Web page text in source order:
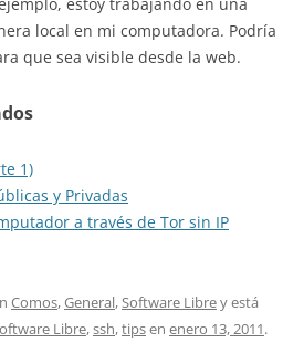
local en mi computadora. Podría
que sea visible desde la web.
1)
y Privadas
a través de Tor sin IP
Comos,General,Software Librey está
Libre,ssh,tipsen enero 13, 2011.